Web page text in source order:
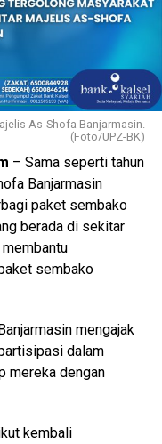
As-Shofa Banjarmasin.
(Foto/UPZ-BK)
– Sama seperti tahun
Banjarmasin
paket sembako
berada di sekitar
sembako
mengajak
dalam
mereka dengan
kembali